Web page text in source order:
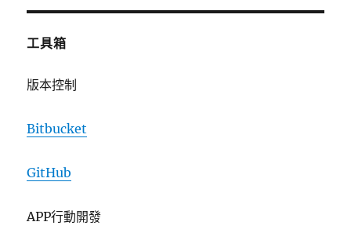
工具箱
版本控制
Bitbucket
GitHub
APP行動開發